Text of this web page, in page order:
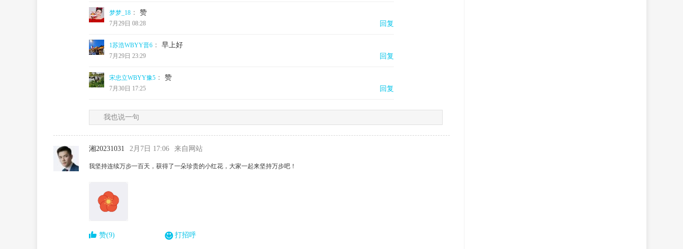
梦梦_18： 赞
7月29日 08:28 回复
1苏浩WBYY晋6： 早上好
7月29日 23:29 回复
宋忠立WBYY豫5： 赞
7月30日 17:25 回复
我也说一句
湘20231031 2月7日 17:06 来自网站
我坚持连续万步一百天，获得了一朵珍贵的小红花，大家一起来坚持万步吧！
赞(9) 打招呼